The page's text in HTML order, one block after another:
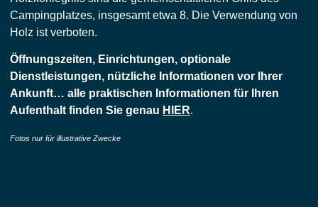
Campingplatzes, insgesamt etwa 8. Die Verwendung von
Holz ist verboten.
Öffnungszeiten, Einrichtungen, optionale
Dienstleistungen, nützliche Informationen vor Ihrer
Ankunft… alle praktischen Informationen für Ihren
Aufenthalt finden Sie genau HIER.
Fotos nur für illustrative Zwecke